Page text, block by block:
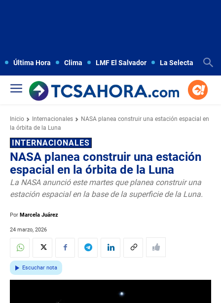
Última Hora Clima LMF El Salvador La Selecta
Inicio Internacionales
NASA planea construir una estación espacial en
la órbita de la Luna
INTERNACIONALES
NASA planea construir una estación
espacial en la órbita de la Luna
La NASA anunció este martes que planea construir una
estación espacial en la base de la superficie de la Luna.
Por Marcela Juárez
24 marzo, 2026
Escuchar nota